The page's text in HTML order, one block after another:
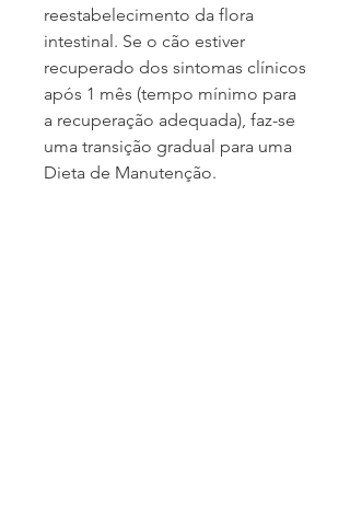
reestabelecimento da flora
intestinal. Se o cão estiver
recuperado dos sintomas clínicos
após 1 mês (tempo mínimo para
a recuperação adequada), faz-se
uma transição gradual para uma
Dieta de Manutenção.